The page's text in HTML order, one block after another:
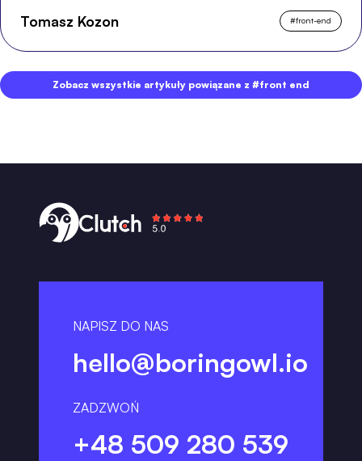
Tomasz Kozon #front-end
Zobacz wszystkie artykuły powiązane z #front end
NAPISZ DO NAS
hello@boringowl.io
ZADZWOŃ
+48 509 280 539